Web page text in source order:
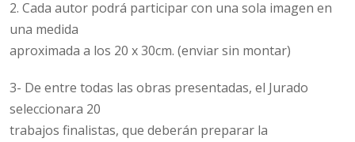
2. Cada autor podrá participar con una sola imagen en
una medida
aproximada a los 20 x 30cm. (enviar sin montar)
3- De entre todas las obras presentadas, el Jurado
seleccionara 20
trabajos finalistas, que deberán preparar la